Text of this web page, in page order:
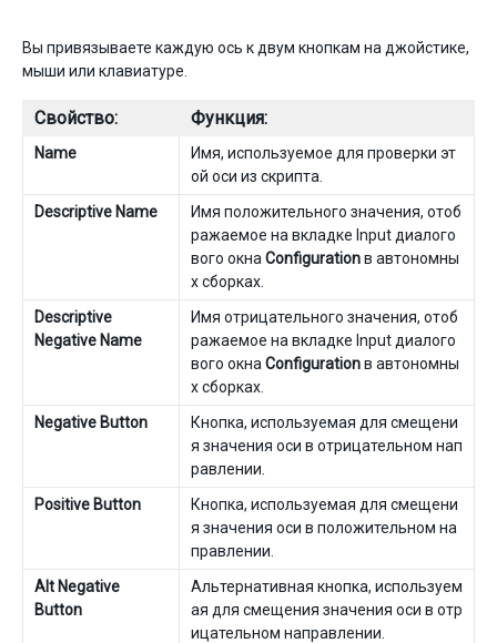
Вы привязываете каждую ось к двум кнопкам на джойстике,
мыши или клавиатуре.
Свойство: Функция:
Name
Имя, используемое для проверки эт
ой оси из скрипта.
Descriptive Name
Имя положительного значения, отоб
ражаемое на вкладке Input диалого
вого окнаConfigurationв автономны
х сборках.
Descriptive
Negative Name
Имя отрицательного значения, отоб
ражаемое на вкладке Input диалого
вого окнаConfigurationв автономны
х сборках.
Negative Button
Кнопка, используемая для смещени
я значения оси в отрицательном нап
равлении.
Positive Button
Кнопка, используемая для смещени
я значения оси в положительном на
правлении.
Alt Negative
Button
Альтернативная кнопка, используем
ая для смещения значения оси в отр
ицательном направлении.